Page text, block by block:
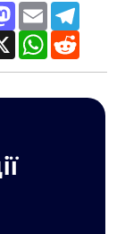
Mastodon
Email
X WhatsApp